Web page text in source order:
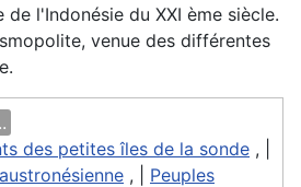
de l'Indonésie du XXI ème siècle.
venue des différentes
des petites îles de la sonde , |
, | Peuples